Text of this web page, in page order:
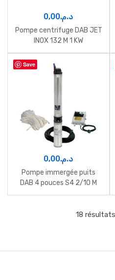
د.م.0,00
Pompe centrifuge DAB JET
INOX 132 M 1 KW
Save
د.م.0,00
Pompe immergée puits
DAB 4 pouces S4 2/10 M
0,55 KW
18